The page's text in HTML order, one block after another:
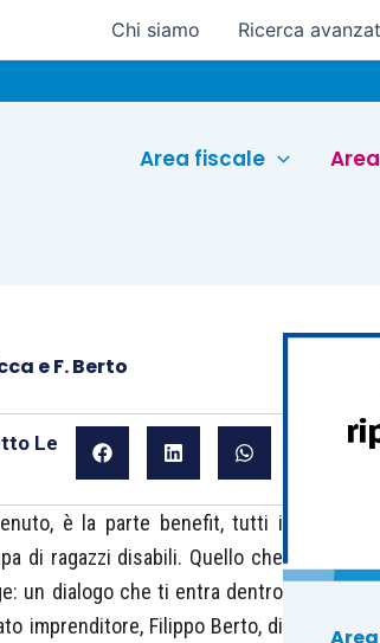
Chi siamo Ricerca
Area fiscale
e F. Berto
Le
è la parte benefit, tutti i
di ragazzi disabili. Quello che
un dialogo che ti entra dentro
imprenditore, Filippo Berto, di